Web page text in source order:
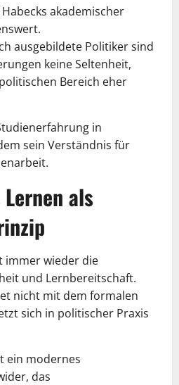
akademischer
ausgebildete Politiker sind
keine Seltenheit,
Bereich eher
in
sein Verständnis für
als
immer wieder die
und Lernbereitschaft.
nicht mit dem formalen
sich in politischer Praxis
ein modernes
das